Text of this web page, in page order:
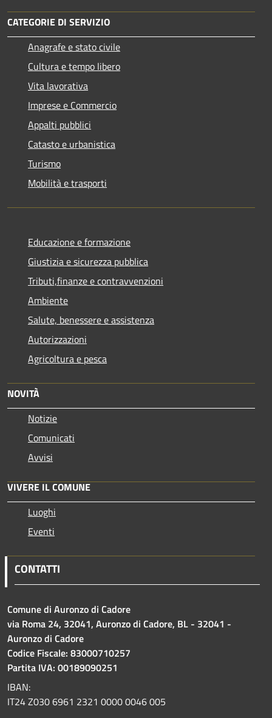
CATEGORIE DI SERVIZIO
Anagrafe e stato civile
Cultura e tempo libero
Vita lavorativa
Imprese e Commercio
Appalti pubblici
Catasto e urbanistica
Turismo
Mobilità e trasporti
Educazione e formazione
Giustizia e sicurezza pubblica
Tributi,finanze e contravvenzioni
Ambiente
Salute, benessere e assistenza
Autorizzazioni
Agricoltura e pesca
NOVITÀ
Notizie
Comunicati
Avvisi
VIVERE IL COMUNE
Luoghi
Eventi
CONTATTI
Comune di Auronzo di Cadore
via Roma 24, 32041, Auronzo di Cadore, BL - 32041 -
Auronzo di Cadore
Codice Fiscale: 83000710257
Partita IVA: 00189090251
IBAN:
IT24 Z030 6961 2321 0000 0046 005